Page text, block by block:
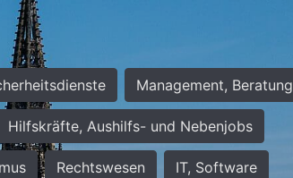
Management, Beratung
Hilfskräfte, Aushilfs- und Nebenjobs
Rechtswesen IT, Software